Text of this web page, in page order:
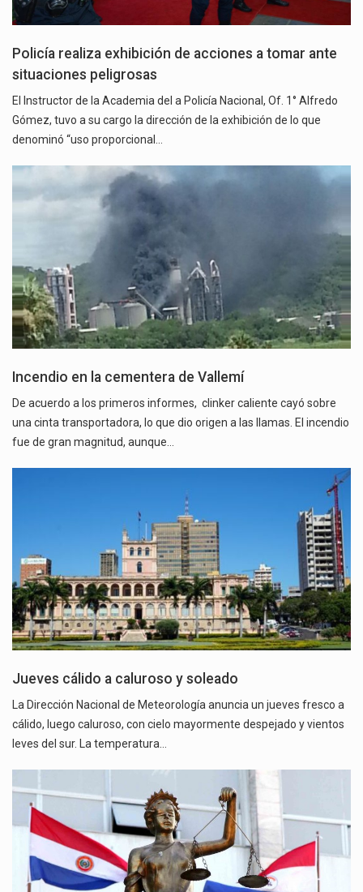
Policía realiza exhibición de acciones a tomar ante
situaciones peligrosas
El Instructor de la Academia del a Policía Nacional, Of. 1° Alfredo
Gómez, tuvo a su cargo la dirección de la exhibición de lo que
denominó “uso proporcional…
Incendio en la cementera de Vallemí
De acuerdo a los primeros informes, clinker caliente cayó sobre
una cinta transportadora, lo que dio origen a las llamas. El incendio
fue de gran magnitud, aunque…
Jueves cálido a caluroso y soleado
La Dirección Nacional de Meteorología anuncia un jueves fresco a
cálido, luego caluroso, con cielo mayormente despejado y vientos
leves del sur. La temperatura…